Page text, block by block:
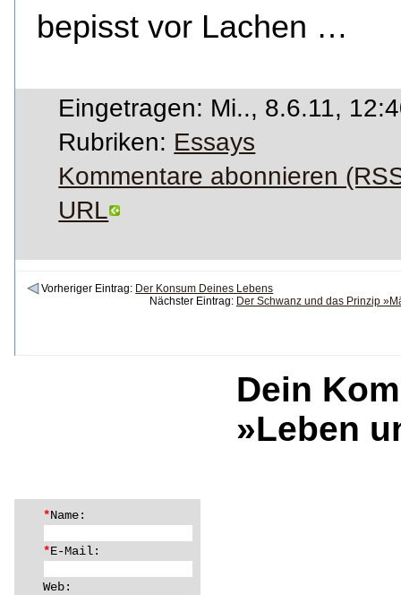
bepisst vor Lachen …
Eingetragen: Mi.., 8.6.11,
Rubriken: Essays
Kommentare abonnieren
URL
Vorheriger Eintrag: Der Konsum Deines Lebens
Nächster Eintrag: Der Schwanz und das Prinzip
Dein
»Leben
*Name:
*E-Mail:
Web: